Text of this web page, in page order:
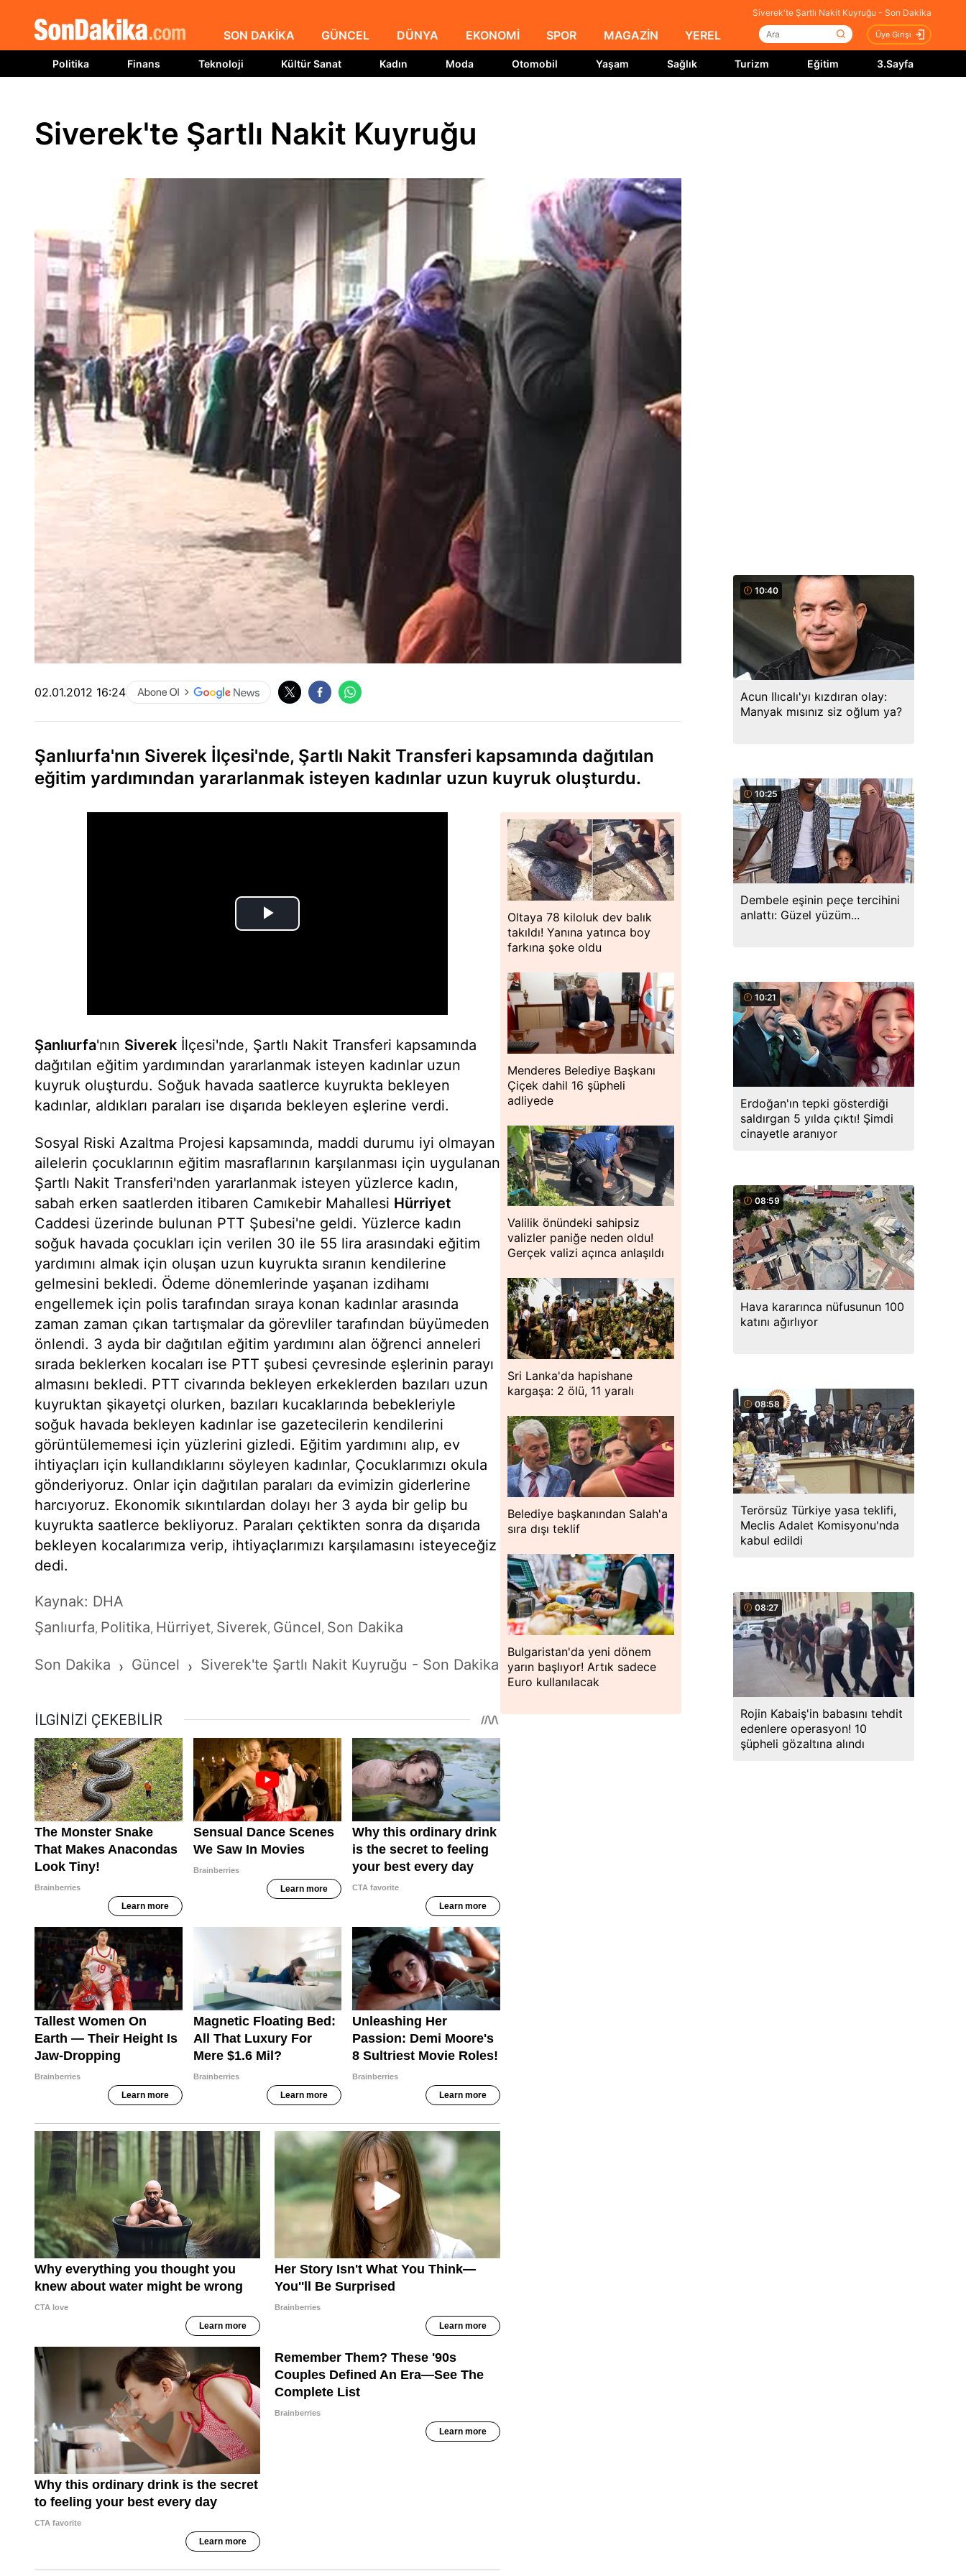
Siverek'te Şartlı Nakit Kuyruğu - Son Dakika
SON DAKİKA GÜNCEL DÜNYA EKONOMİ SPOR MAGAZİN YEREL Üye Girişi
Politika Finans Teknoloji Kültür Sanat Kadın Moda Otomobil Yaşam Sağlık Turizm Eğitim 3.Sayfa
Siverek'te Şartlı Nakit Kuyruğu
02.01.2012 16:24
Şanlıurfa'nın Siverek İlçesi'nde, Şartlı Nakit Transferi kapsamında dağıtılan
eğitim yardımından yararlanmak isteyen kadınlar uzun kuyruk oluşturdu.
Şanlıurfa'nın Siverek İlçesi'nde, Şartlı Nakit Transferi kapsamında
dağıtılan eğitim yardımından yararlanmak isteyen kadınlar uzun
kuyruk oluşturdu. Soğuk havada saatlerce kuyrukta bekleyen
kadınlar, aldıkları paraları ise dışarıda bekleyen eşlerine verdi.
Sosyal Riski Azaltma Projesi kapsamında, maddi durumu iyi olmayan
ailelerin çocuklarının eğitim masraflarının karşılanması için uygulanan
Şartlı Nakit Transferi'nden yararlanmak isteyen yüzlerce kadın,
sabah erken saatlerden itibaren Camıkebir Mahallesi Hürriyet
Caddesi üzerinde bulunan PTT Şubesi'ne geldi. Yüzlerce kadın
soğuk havada çocukları için verilen 30 ile 55 lira arasındaki eğitim
yardımını almak için oluşan uzun kuyrukta sıranın kendilerine
gelmesini bekledi. Ödeme dönemlerinde yaşanan izdihamı
engellemek için polis tarafından sıraya konan kadınlar arasında
zaman zaman çıkan tartışmalar da görevliler tarafından büyümeden
önlendi. 3 ayda bir dağıtılan eğitim yardımını alan öğrenci anneleri
sırada beklerken kocaları ise PTT şubesi çevresinde eşlerinin parayı
almasını bekledi. PTT civarında bekleyen erkeklerden bazıları uzun
kuyruktan şikayetçi olurken, bazıları kucaklarında bebekleriyle
soğuk havada bekleyen kadınlar ise gazetecilerin kendilerini
görüntülememesi için yüzlerini gizledi. Eğitim yardımını alıp, ev
ihtiyaçları için kullandıklarını söyleyen kadınlar, Çocuklarımızı okula
gönderiyoruz. Onlar için dağıtılan paraları da evimizin giderlerine
harcıyoruz. Ekonomik sıkıntılardan dolayı her 3 ayda bir gelip bu
kuyrukta saatlerce bekliyoruz. Paraları çektikten sonra da dışarıda
bekleyen kocalarımıza verip, ihtiyaçlarımızı karşılamasını isteyeceğiz
dedi.
Kaynak: DHA
Şanlıurfa, Politika, Hürriyet, Siverek, Güncel, Son Dakika
Son Dakika › Güncel › Siverek'te Şartlı Nakit Kuyruğu - Son Dakika
Oltaya 78 kiloluk dev balık
takıldı! Yanına yatınca boy
farkına şoke oldu
Menderes Belediye Başkanı
Çiçek dahil 16 şüpheli
adliyede
Valilik önündeki sahipsiz
valizler paniğe neden oldu!
Gerçek valizi açınca anlaşıldı
Sri Lanka'da hapishane
kargaşa: 2 ölü, 11 yaralı
Belediye başkanından Salah'a
sıra dışı teklif
Bulgaristan'da yeni dönem
yarın başlıyor! Artık sadece
Euro kullanılacak
10:40
Acun Ilıcalı'yı kızdıran olay:
Manyak mısınız siz oğlum ya?
10:25
Dembele eşinin peçe tercihini
anlattı: Güzel yüzüm...
10:21
Erdoğan'ın tepki gösterdiği
saldırgan 5 yılda çıktı! Şimdi
cinayetle aranıyor
08:59
Hava kararınca nüfusunun 100
katını ağırlıyor
08:58
Terörsüz Türkiye yasa teklifi,
Meclis Adalet Komisyonu'nda
kabul edildi
08:27
Rojin Kabaiş'in babasını tehdit
edenlere operasyon! 10
şüpheli gözaltına alındı